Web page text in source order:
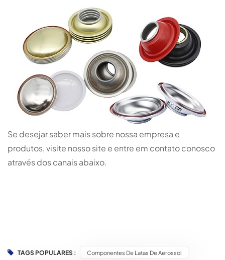
Se desejar saber mais sobre nossa empresa e
produtos, visite nosso site e entre em contato conosco
através dos canais abaixo.
TAGS POPULARES : Componentes De Latas De Aerossol